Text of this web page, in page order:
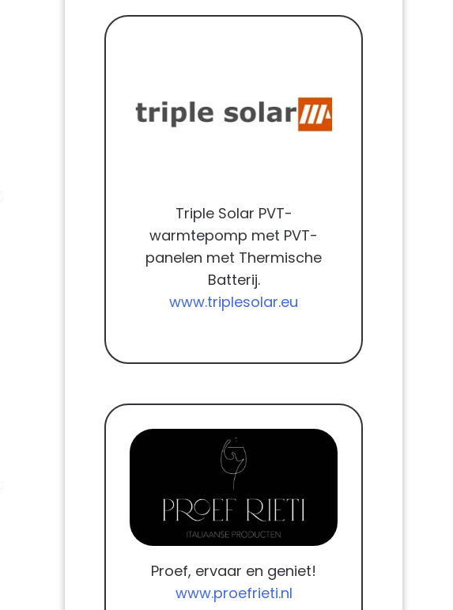
Triple Solar PVT-
warmtepomp met PVT-
panelen met Thermische
Batterij.
www.triplesolar.eu
Proef, ervaar en geniet!
www.proefrieti.nl